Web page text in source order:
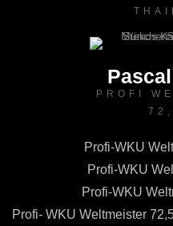
PROFI
Profi-WKU
Profi-WKU
Profi-WKU
Profi- WKU Weltmeister